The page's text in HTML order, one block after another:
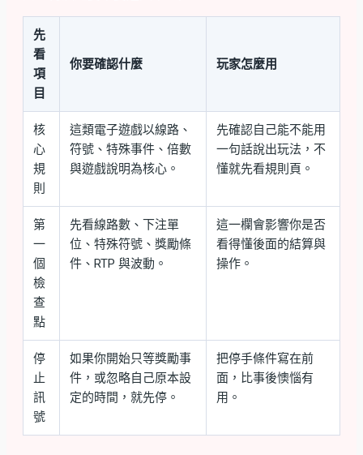
先
看
項
目
你要確認什麼 玩家怎麼用
核
心
規
則
這類電子遊戲以線路、
符號、特殊事件、倍數
與遊戲說明為核心。
先確認自己能不能用
一句話說出玩法，不
懂就先看規則頁。
第
一
個
檢
查
點
先看線路數、下注單
位、特殊符號、獎勵條
件、RTP 與波動。
這一欄會影響你是否
看得懂後面的結算與
操作。
停
止
訊
號
如果你開始只等獎勵事
件，或忽略自己原本設
定的時間，就先停。
把停手條件寫在前
面，比事後懊惱有
用。